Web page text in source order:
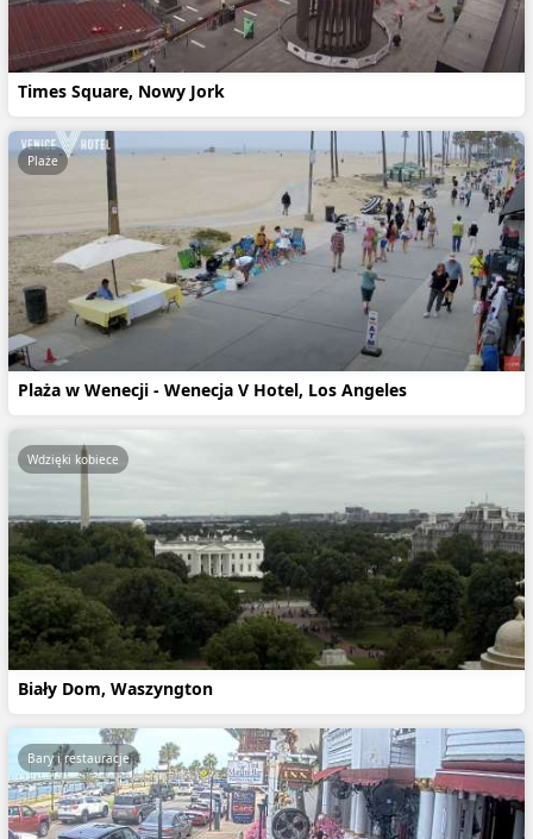
Times Square, Nowy Jork
Plaża w Wenecji - Wenecja V Hotel, Los Angeles
Plaże
Biały Dom, Waszyngton
Wdzięki kobiece
Bary i restauracje